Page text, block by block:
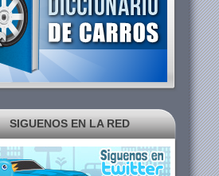
SIGUENOS EN LA RED